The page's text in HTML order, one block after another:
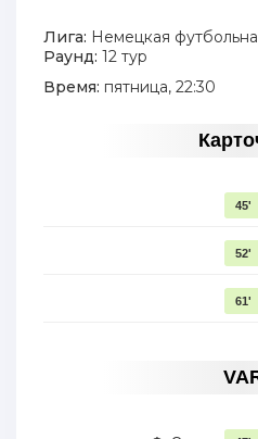
Лига: Немецкая
Раунд: 12 тур
Время: пятница, 22:30
45'
52'
61'